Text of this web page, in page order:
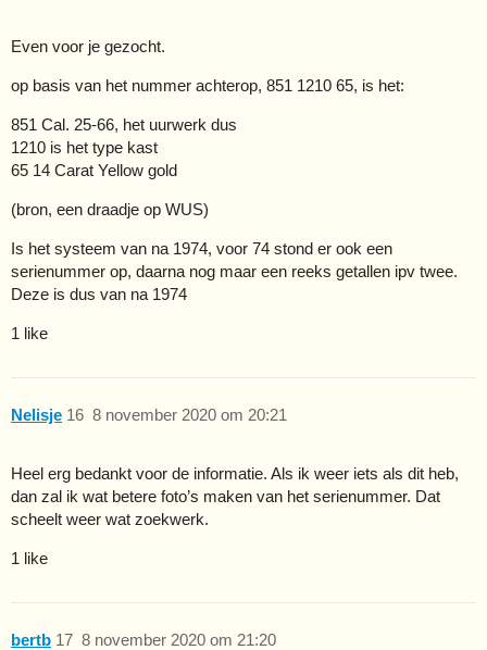
Even voor je gezocht.
op basis van het nummer achterop, 851 1210 65, is het:
851 Cal. 25-66, het uurwerk dus
1210 is het type kast
65 14 Carat Yellow gold
(bron, een draadje op WUS)
Is het systeem van na 1974, voor 74 stond er ook een
serienummer op, daarna nog maar een reeks getallen ipv twee.
Deze is dus van na 1974
1 like
Nelisje 8 november 2020 om 20:21
16
Heel erg bedankt voor de informatie. Als ik weer iets als dit heb,
dan zal ik wat betere foto’s maken van het serienummer. Dat
scheelt weer wat zoekwerk.
1 like
bertb 8 november 2020 om 21:20
17